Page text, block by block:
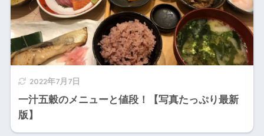
2022年7月7日
一汁五穀のメニューと値段！【写真たっぷり最新
版】